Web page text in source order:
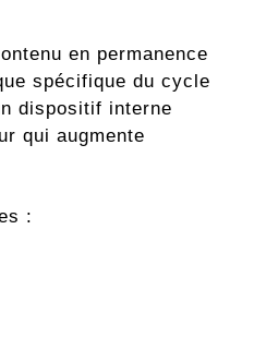
en permanence
spécifique du cycle
dispositif interne
qui augmente
: